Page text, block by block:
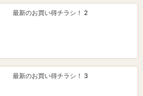
最新のお買い得チラシ！ 2
最新のお買い得チラシ！ 3